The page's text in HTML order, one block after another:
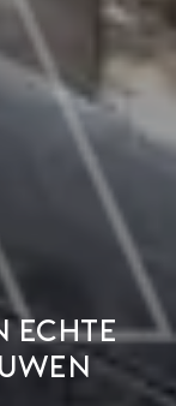
echte